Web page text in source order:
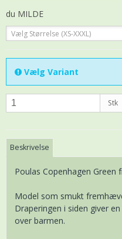
du MILDE
Vælg Størrelse (XS-XXXL)
Vælg Variant
Stk
Beskrivelse
Poulas Copenhagen Green
Model som smukt
Draperingen i siden giver
over barmen.